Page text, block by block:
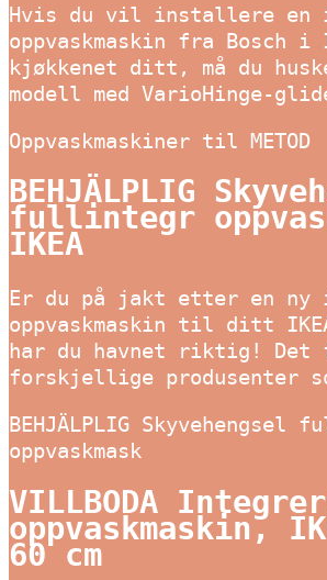
Hvis du vil installere en
oppvaskmaskin fra Bosch i
kjøkkenet ditt, må du
modell med VarioHinge-
Oppvaskmaskiner til METOD
BEHJÄLPLIG
fullintegr
IKEA
Er du på jakt etter en ny
oppvaskmaskin til ditt
har du havnet riktig! Det
forskjellige produsenter
BEHJÄLPLIG Skyvehengsel
oppvaskmask
VILLBODA
oppvaskmaskin,
60 cm